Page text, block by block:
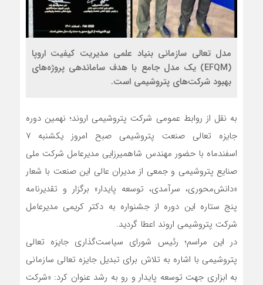
مدل تعالی سازمانی بنیاد علمی مدیریت کیفیت اروپا
(EFQM) یک مدل جامع با هدف ساماندهی پروژه‌های
بهبود شرکت‌های پتروشیمی است.
به نقل از روابط عمومی شرکت پتروشیمی اروند؛ نهمین دوره
جایزه تعالی صنعت پتروشیمی صبح امروز یکشنبه ۷
اسفندماه با حضور مهندس شاهمیرزایی مدیرعامل شرکت ملی
صنایع پتروشیمی و جمعی از مدیران عالی این صنعت با شعار
«دانش‌محوری، سرآمدی، توسعه پایدار» برگزار و تقدیرنامه
پنج ستاره این دوره از جشنواره به دکتر کریمی مدیرعامل
شرکت پتروشیمی اروند اعطا گردید.
در این مراسم؛ رئیس شورای سیاست‌گذاری جایزه تعالی
پتروشیمی با اشاره به تلاش برای تبدیل جایزه تعالی سازمانی
به ابزاری جهت توسعه پایدار و رو به رشد عنوان کرد: «شرکت